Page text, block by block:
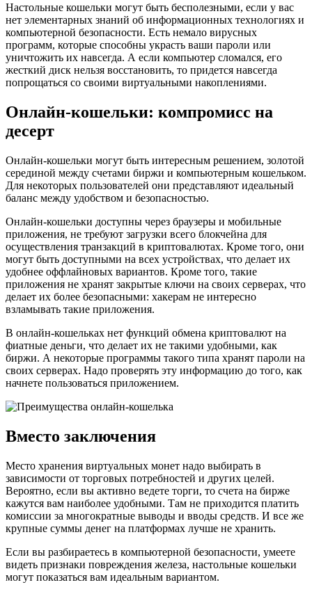
Настольные кошельки могут быть бесполезными, если у вас
нет элементарных знаний об информационных технологиях и
компьютерной безопасности. Есть немало вирусных
программ, которые способны украсть ваши пароли или
уничтожить их навсегда. А если компьютер сломался, его
жесткий диск нельзя восстановить, то придется навсегда
попрощаться со своими виртуальными накоплениями.
Онлайн-кошельки: компромисс на
десерт
Онлайн-кошельки могут быть интересным решением, золотой
серединой между счетами биржи и компьютерным кошельком.
Для некоторых пользователей они представляют идеальный
баланс между удобством и безопасностью.
Онлайн-кошельки доступны через браузеры и мобильные
приложения, не требуют загрузки всего блокчейна для
осуществления транзакций в криптовалютах. Кроме того, они
могут быть доступными на всех устройствах, что делает их
удобнее оффлайновых вариантов. Кроме того, такие
приложения не хранят закрытые ключи на своих серверах, что
делает их более безопасными: хакерам не интересно
взламывать такие приложения.
В онлайн-кошельках нет функций обмена криптовалют на
фиатные деньги, что делает их не такими удобными, как
биржи. А некоторые программы такого типа хранят пароли на
своих серверах. Надо проверять эту информацию до того, как
начнете пользоваться приложением.
Вместо заключения
Место хранения виртуальных монет надо выбирать в
зависимости от торговых потребностей и других целей.
Вероятно, если вы активно ведете торги, то счета на бирже
кажутся вам наиболее удобными. Там не приходится платить
комиссии за многократные выводы и вводы средств. И все же
крупные суммы денег на платформах лучше не хранить.
Если вы разбираетесь в компьютерной безопасности, умеете
видеть признаки повреждения железа, настольные кошельки
могут показаться вам идеальным вариантом.